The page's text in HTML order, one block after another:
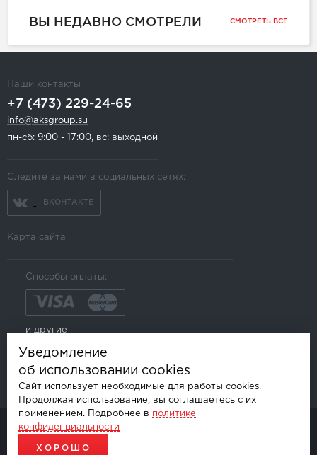
ВЫ НЕДАВНО СМОТРЕЛИ СМОТРЕТЬ ВСЕ
Наши контакты
+7 (473) 229-24-65
info@aksgroup.su
пн-сб: 9:00 - 17:00, вс: выходной
Следите за нами в социальных сетях:
ВКОНТАКТЕ
Карта сайта
Способы оплаты:
и другие
© AKSGROUP, 2026.
ПРОДАЖА И УСТАНОВКА АВТОМОБИЛЬНОЙ ЭЛЕКТРОНИКИ
Уведомление
об использовании cookies
Сайт использует необходимые для работы cookies.
Продолжая использование, вы соглашаетесь с их
применением. Подробнее в политике
конфиденциальности
ХОРОШО